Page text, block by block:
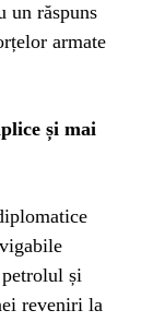
un răspuns
armate
și mai
și
reveniri la